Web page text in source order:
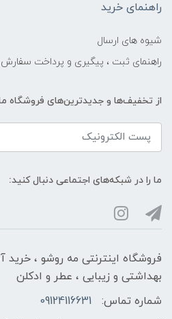
راهنمای خرید
شیوه های ارسال
راهنمای ثبت ، پیگیری و پرداخت سفارش
از تخفیف‌ها و جدیدترین‌های فروشگاه
ما را در شبکه‌های اجتماعی دنبال کنید:
فروشگاه اینترنتی مه‌ رو‌شو ، خرید
بهداشتی و زیبایی ، عطر و ادکلن
شماره تماس:
09124116631